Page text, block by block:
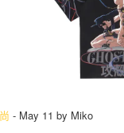
- May 11 by Miko